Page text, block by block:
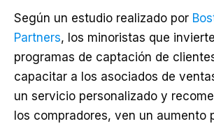
Según un estudio realizado por
Partners, los minoristas que
programas de captación de
capacitar a los asociados de
un servicio personalizado y
los compradores, ven un aumento